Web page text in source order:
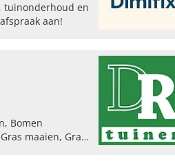
tuinonderhoud en
aan!
Bomen
maaien, Gras